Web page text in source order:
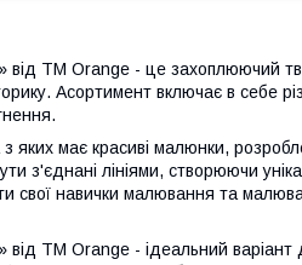
від ТМ Orange - це захоплюючий
Асортимент включає в себе
з яких має красиві малюнки,
з'єднані лініями, створюючи
свої навички малювання та
ТМ Orange - ідеальний варіант